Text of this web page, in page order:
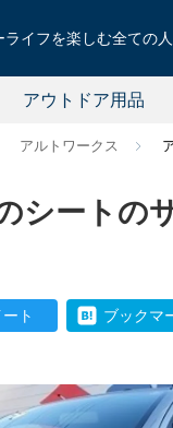
ライフを楽しむ全ての
アウトドア用品
アルトワークス
シートの
ト ブックマ